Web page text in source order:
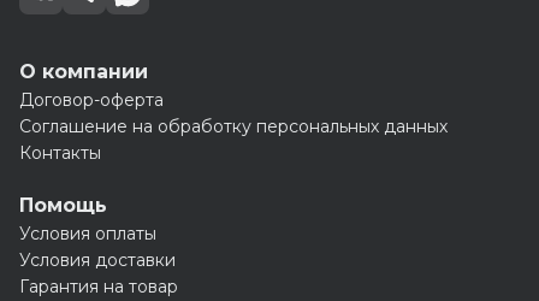
О компании
Договор-оферта
Соглашение на обработку персональных данных
Контакты
Помощь
Условия оплаты
Условия доставки
Гарантия на товар